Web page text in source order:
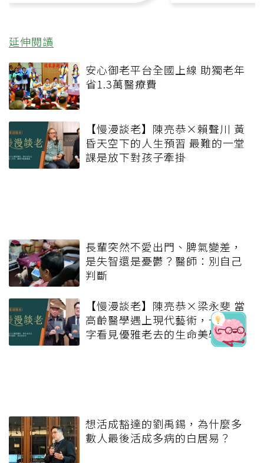
延伸閱讀
安心御老平台全國上線 助獨老年
省1.3萬醫療費
【慢漫談老】陳亮恭×賴聲川 黃
昏天空下的人生預習 最難的一堂
課是放下對孩子牽掛
長輩突然不愛出門、脾氣變差，
是失智還是憂鬱？醫師：別自己
判斷
【慢漫談老】陳亮恭×梁永斐 當
高齡醫學遇上現代藝術，一方題
字看見優雅老去的生命美學
想活成豁達的劉禹錫，為什麼多
數人最後活成多病的白居易？